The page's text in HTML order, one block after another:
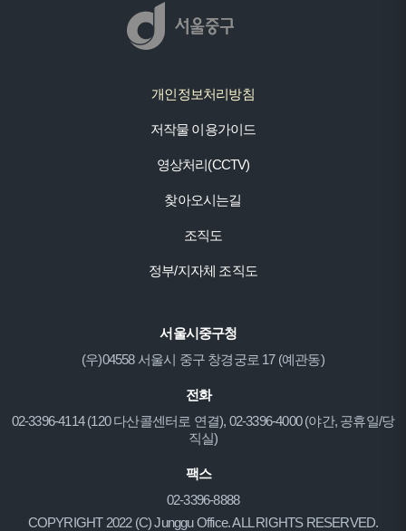
개인정보처리방침
저작물 이용가이드
영상처리(CCTV)
찾아오시는길
조직도
정부/지자체 조직도
서울시중구청
(우)04558 서울시 중구 창경궁로 17 (예관동)
전화
02-3396-4114 (120 다산콜센터로 연결), 02-3396-4000 (야간, 공휴일/당
직실)
팩스
02-3396-8888
COPYRIGHT 2022 (C) Junggu Office. ALL RIGHTS RESERVED.